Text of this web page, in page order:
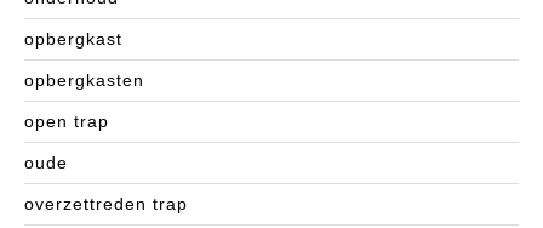
opbergkast
opbergkasten
open trap
oude
overzettreden trap